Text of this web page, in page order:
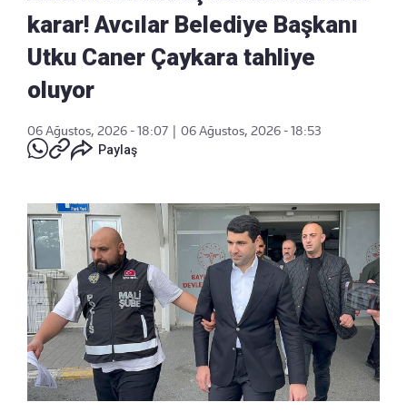
karar! Avcılar Belediye Başkanı
Utku Caner Çaykara tahliye
oluyor
06 Ağustos, 2026 - 18:07
06 Ağustos, 2026 - 18:53
Paylaş